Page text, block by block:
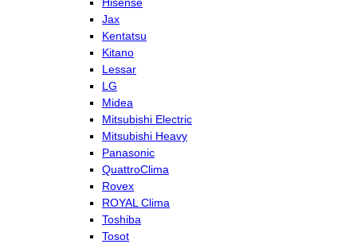
Hisense
Jax
Kentatsu
Kitano
Lessar
LG
Midea
Mitsubishi Electric
Mitsubishi Heavy
Panasonic
QuattroClima
Rovex
ROYAL Clima
Toshiba
Tosot